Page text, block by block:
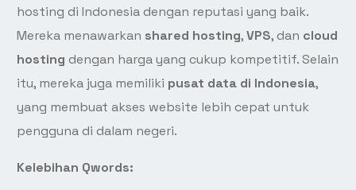
hosting di Indonesia dengan reputasi yang baik.
Mereka menawarkan shared hosting,VPS, dan cloud
hosting dengan harga yang cukup kompetitif. Selain
itu, mereka juga memiliki pusat data di Indonesia,
yang membuat akses website lebih cepat untuk
pengguna di dalam negeri.
Kelebihan Qwords: